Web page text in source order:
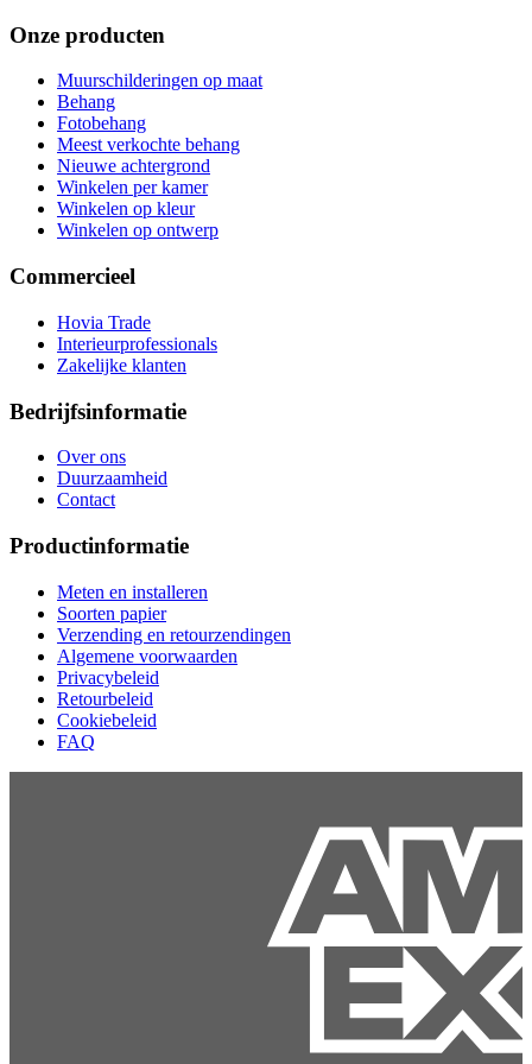
Onze producten
Muurschilderingen op maat
Behang
Fotobehang
Meest verkochte behang
Nieuwe achtergrond
Winkelen per kamer
Winkelen op kleur
Winkelen op ontwerp
Commercieel
Hovia Trade
Interieurprofessionals
Zakelijke klanten
Bedrijfsinformatie
Over ons
Duurzaamheid
Contact
Productinformatie
Meten en installeren
Soorten papier
Verzending en retourzendingen
Algemene voorwaarden
Privacybeleid
Retourbeleid
Cookiebeleid
FAQ